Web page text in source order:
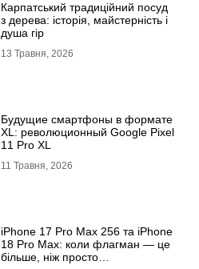
Карпатський традиційний посуд
з дерева: історія, майстерність і
душа гір
13 Травня, 2026
Будущие смартфоны в формате
XL: революционный Google Pixel
11 Pro XL
11 Травня, 2026
iРhone 17 Рro Мax 256 та iРhone
18 Рro Мax: коли флагман — це
більше, ніж просто